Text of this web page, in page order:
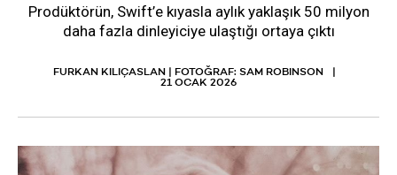
Prodüktörün, Swift’e kıyasla aylık yaklaşık 50 milyon
daha fazla dinleyiciye ulaştığı ortaya çıktı
FURKAN KILIÇASLAN | FOTOĞRAF: SAM ROBINSON
21 OCAK 2026